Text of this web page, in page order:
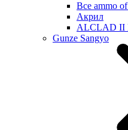
Все ammo
Акрил
ALCLAD II
Gunze Sangyo